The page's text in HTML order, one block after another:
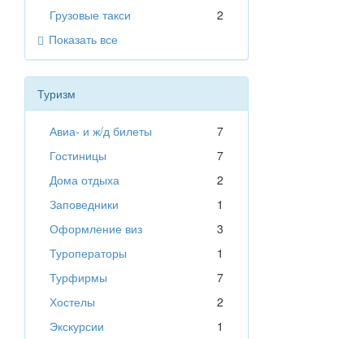
Грузовые такси
2
Показать все
Туризм
Авиа- и ж/д билеты
7
Гостиницы
7
Дома отдыха
2
Заповедники
1
Оформление виз
3
Туроператоры
1
Турфирмы
7
Хостелы
2
Экскурсии
1